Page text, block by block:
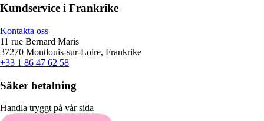
Kundservice i Frankrike
Kontakta oss
11 rue Bernard Maris
37270 Montlouis-sur-Loire, Frankrike
+33 1 86 47 62 58
Säker betalning
Handla tryggt på vår sida